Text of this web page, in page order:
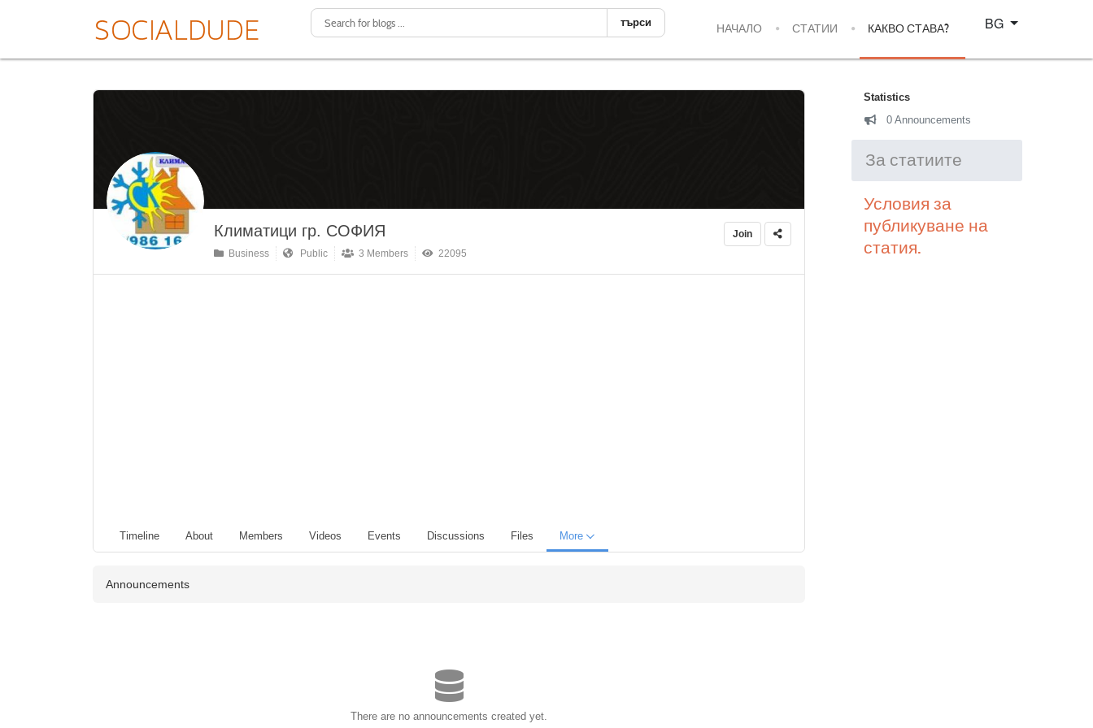
търси НАЧАЛО СТАТИИ КАКВО СТАВА?
Изберете език
BG
Климатици гр. СОФИЯ
Business Public 3 Members 22095
Join
Timeline About Members Videos Events Discussions Files More
Announcements
There are no announcements created yet.
Statistics
0 Announcements
За статиите
Условия за
публикуване на
статия.